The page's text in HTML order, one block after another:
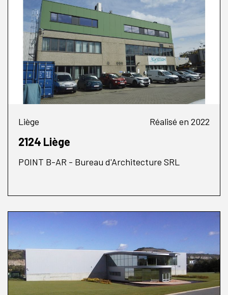
Liège Réalisé en 2022
2124 Liège
POINT B-AR - Bureau d'Architecture SRL